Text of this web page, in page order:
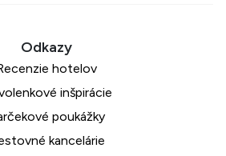
hotelov
inšpirácie
poukážky
kancelárie